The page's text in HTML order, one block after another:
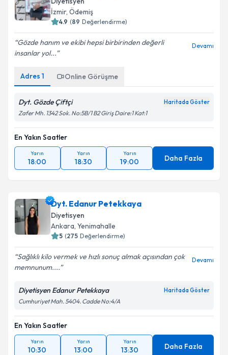
İzmir, Ödemiş
4.9 (89 Değerlendirme)
Gözde hanım ve ekibi hepsi birbirinden değerli
insanlar yol...
Devamı
Adres 1 Online Görüşme
Dyt. Gözde Çiftçi Haritada Göster
Zafer Mh. 1342 Sok. No:5B/1 B2 Giriş Daire:1 Kat:1
En Yakın Saatler
Yarın
18:00
Yarın
18:30
Yarın
19:00 Daha Fazla
Dyt. Edanur Petekkaya
Diyetisyen
Ankara, Yenimahalle
5 (275 Değerlendirme)
Sağlıklı kilo vermek ve hızlı sonuç almak açısından çok
memnunum....
Devamı
Diyetisyen Edanur Petekkaya Haritada Göster
Cumhuriyet Mah. 5404. Cadde No:4/A
En Yakın Saatler
Yarın
10:30
Yarın
13:00
Yarın
13:30 Daha Fazla